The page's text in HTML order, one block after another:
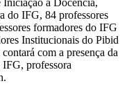
do IFG, 84 professores
formadores do IFG
Institucionais do Pibid
com a presença da
professora